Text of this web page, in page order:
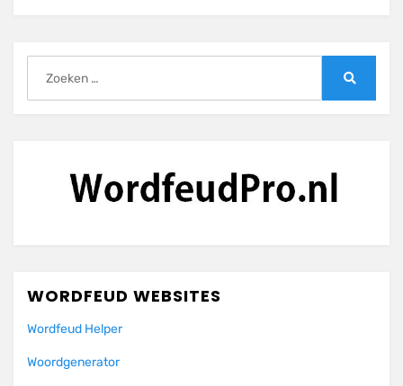
naar:
WORDFEUD WEBSITES
Wordfeud Helper
Woordgenerator